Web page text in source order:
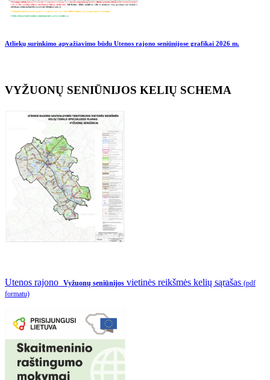
Atliekų surinkimo apvažiavimo būdu Utenos rajono seniūnijose grafikai 2026 m.
VYŽUONŲ SENIŪNIJOS KELIŲ SCHEMA
Utenos rajono Vyžuonų seniūnijos vietinės reikšmės kelių sąrašas (pdf
formatu)